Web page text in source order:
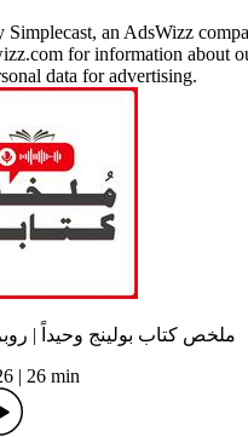
Simplecast, an AdsWizz
for information about
data for advertising.
ملخص كتاب بولينج وحيداً |
| 26 min